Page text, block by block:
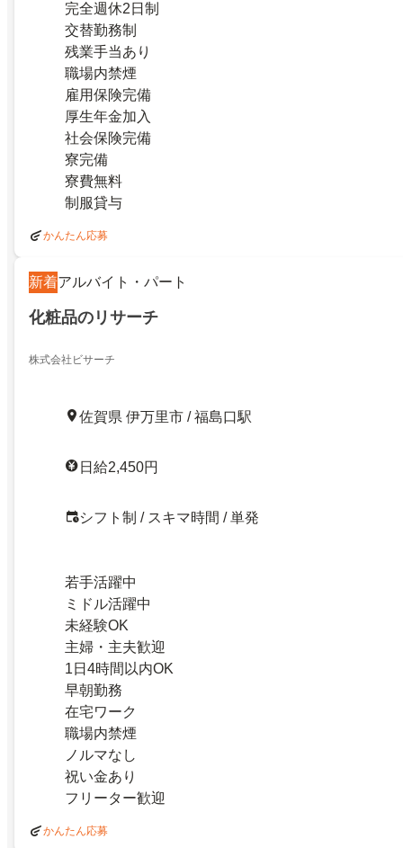
完全週休2日制
交替勤務制
残業手当あり
職場内禁煙
雇用保険完備
厚生年金加入
社会保険完備
寮完備
寮費無料
制服貸与
かんたん応募
新着アルバイト・パート
化粧品のリサーチ
株式会社ビサーチ
佐賀県 伊万里市 / 福島口駅
日給2,450円
シフト制 / スキマ時間 / 単発
若手活躍中
ミドル活躍中
未経験OK
主婦・主夫歓迎
1日4時間以内OK
早朝勤務
在宅ワーク
職場内禁煙
ノルマなし
祝い金あり
フリーター歓迎
かんたん応募